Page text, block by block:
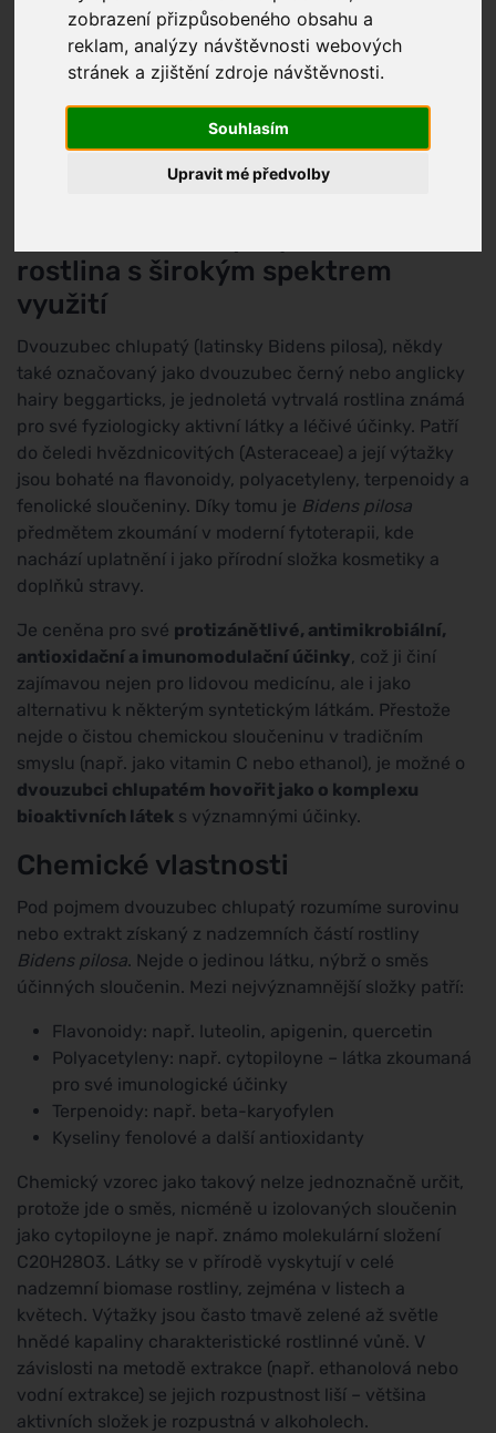
zobrazení přizpůsobeného obsahu a
reklam, analýzy návštěvnosti webových
stránek a zjištění zdroje návštěvnosti.
Souhlasím
Upravit mé předvolby
Další názvy:Bidens pilosus, Black Jack, španělské
Skóre škodlivosti:1(Přírodní látky)
rostlina s širokým spektrem
využití
Dvouzubec chlupatý (latinsky Bidens pilosa), někdy
také označovaný jako dvouzubec černý nebo anglicky
hairy beggarticks, je jednoletá vytrvalá rostlina známá
pro své fyziologicky aktivní látky a léčivé účinky. Patří
do čeledi hvězdnicovitých (Asteraceae) a její výtažky
jsou bohaté na flavonoidy, polyacetyleny, terpenoidy a
fenolické sloučeniny. Díky tomu je Bidens pilosa
předmětem zkoumání v moderní fytoterapii, kde
nachází uplatnění i jako přírodní složka kosmetiky a
doplňků stravy.
Je ceněna pro své protizánětlivé, antimikrobiální,
antioxidační a imunomodulační účinky, což ji činí
zajímavou nejen pro lidovou medicínu, ale i jako
alternativu k některým syntetickým látkám. Přestože
nejde o čistou chemickou sloučeninu v tradičním
smyslu (např. jako vitamin C nebo ethanol), je možné o
dvouzubci chlupatém hovořit jako o komplexu
bioaktivních látek s významnými účinky.
Chemické vlastnosti
Pod pojmem dvouzubec chlupatý rozumíme surovinu
nebo extrakt získaný z nadzemních částí rostliny
Bidens pilosa. Nejde o jedinou látku, nýbrž o směs
účinných sloučenin. Mezi nejvýznamnější složky patří:
Flavonoidy: např. luteolin, apigenin, quercetin
Polyacetyleny: např. cytopiloyne – látka zkoumaná
pro své imunologické účinky
Terpenoidy: např. beta-karyofylen
Kyseliny fenolové a další antioxidanty
Chemický vzorec jako takový nelze jednoznačně určit,
protože jde o směs, nicméně u izolovaných sloučenin
jako cytopiloyne je např. známo molekulární složení
C20H28O3. Látky se v přírodě vyskytují v celé
nadzemní biomase rostliny, zejména v listech a
květech. Výtažky jsou často tmavě zelené až světle
hnědé kapaliny charakteristické rostlinné vůně. V
závislosti na metodě extrakce (např. ethanolová nebo
vodní extrakce) se jejich rozpustnost liší – většina
aktivních složek je rozpustná v alkoholech.